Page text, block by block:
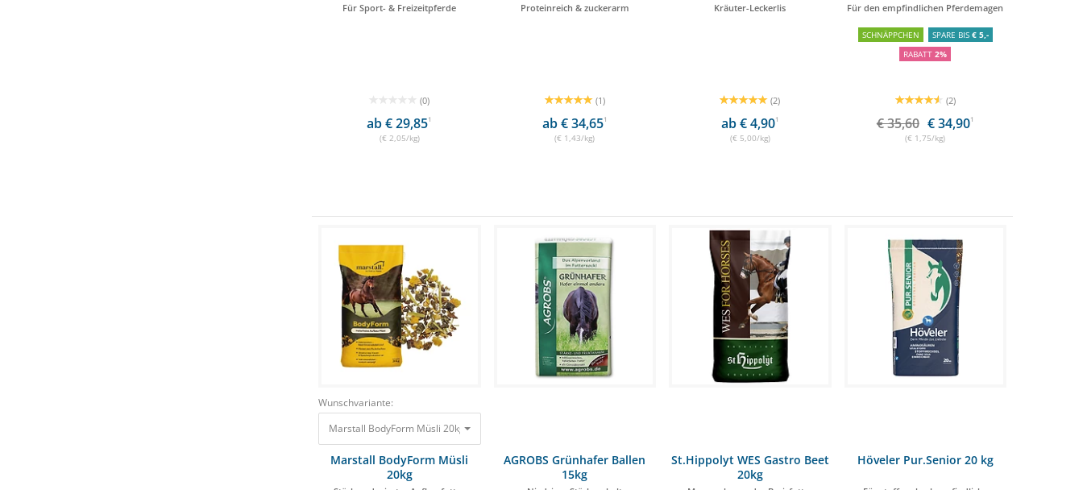
Für Sport- & Freizeitpferde
(0)
ab € 29,851
(€ 2,05/kg)
Proteinreich & zuckerarm
(1)
ab € 34,651
(€ 1,43/kg)
Kräuter-Leckerlis
(2)
ab € 4,901
(€ 5,00/kg)
Für den empfindlichen Pferdemagen
SCHNÄPPCHEN SPARE BIS € 5,-
RABATT2%
(2)
€ 35,60 € 34,901
(€ 1,75/kg)
Wunschvariante:
Marstall BodyForm Müsli 20kg Stärkereduziertes Aufbaufutter
Marstall BodyForm Müsli
20kg
AGROBS Grünhafer Ballen
15kg
St.Hippolyt WES Gastro Beet
20kg
Höveler Pur.Senior 20 kg